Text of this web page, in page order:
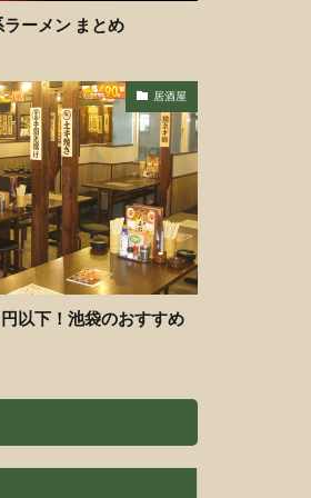
ーメン まとめ
居酒屋
以下！池袋のおすすめ